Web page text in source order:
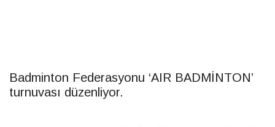
Badminton Federasyonu ‘AIR BADMİNTON’
turnuvası düzenliyor.